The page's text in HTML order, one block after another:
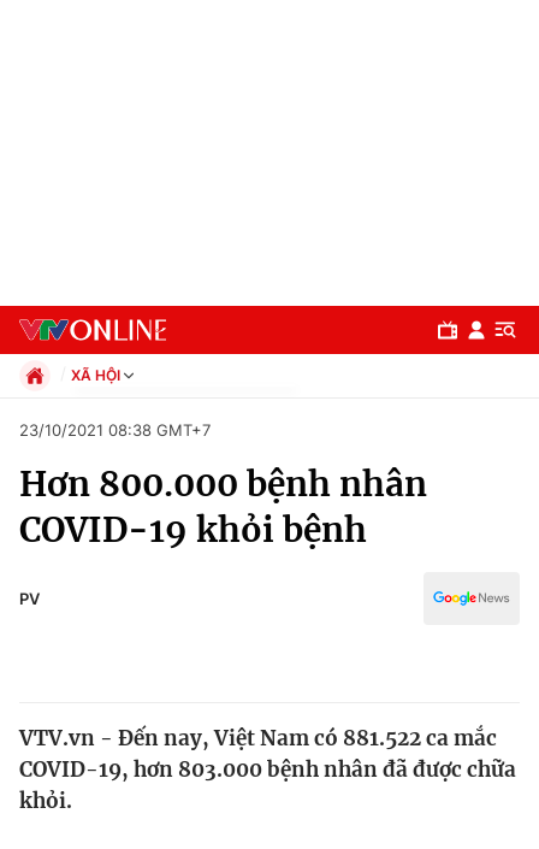
Chuyên mục
Chính trị
Y tế
XÃ HỘI
Xã hội
Pháp luật
Thể thao
Giáo dục
23/10/2021 08:38 GMT+7
Hơn 800.000 bệnh nhân
COVID-19 khỏi bệnh
PV
VTV.vn - Đến nay, Việt Nam có 881.522 ca mắc
COVID-19, hơn 803.000 bệnh nhân đã được chữa
khỏi.